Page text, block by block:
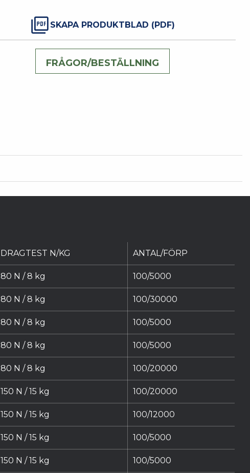
SKAPA PRODUKTBLAD (PDF)
FRÅGOR/BESTÄLLNING
DRAGTEST N/KG ANTAL/FÖRP
80 N / 8 kg 100/5000
80 N / 8 kg 100/30000
80 N / 8 kg 100/5000
80 N / 8 kg 100/5000
80 N / 8 kg 100/20000
150 N / 15 kg 100/20000
150 N / 15 kg 100/12000
150 N / 15 kg 100/5000
150 N / 15 kg 100/5000